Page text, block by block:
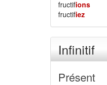
fructifions
fructifiez
Infinitif
Présent